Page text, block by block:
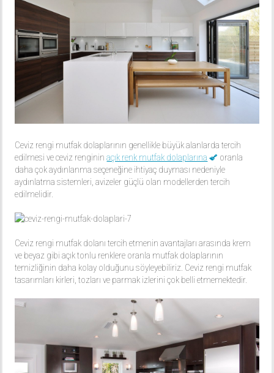
Ceviz rengi mutfak dolaplarının genellikle büyük alanlarda tercih
edilmesi ve ceviz rengininaçık renk mutfak dolaplarına
oranla
daha çok aydınlanma seçeneğine ihtiyaç duyması nedeniyle
aydınlatma sistemleri, avizeler güçlü olan modellerden tercih
edilmelidir.
Ceviz rengi mutfak dolanı tercih etmenin avantajları arasında krem
ve beyaz gibi açık tonlu renklere oranla mutfak dolaplarının
temizliğinin daha kolay olduğunu söyleyebiliriz. Ceviz rengi mutfak
tasarımları kirleri, tozları ve parmak izlerini çok belli etmemektedir.